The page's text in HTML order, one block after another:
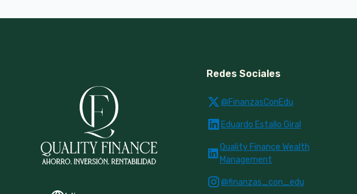
Redes Sociales
@FinanzasConEdu
Eduardo Estallo Giral
Quality Finance Wealth
Management
@finanzas_con_edu